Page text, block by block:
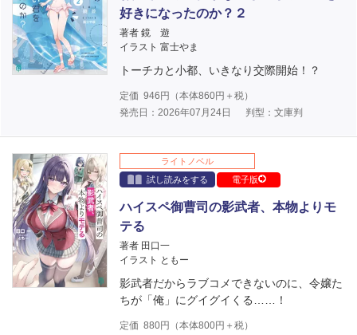
好きになったのか？２
著者 鏡 遊
イラスト 富士やま
トーチカと小都、いきなり交際開始！？
定価 946 円（本体860円＋税）
発売日：2026年07月24日
判型：文庫判
ライトノベル
試し読みをする
電子版
ハイスペ御曹司の影武者、本物よりモ
テる
著者 田口一
イラスト ともー
影武者だからラブコメできないのに、令嬢た
ちが「俺」にグイグイくる……！
定価 880円（本体800円＋税）